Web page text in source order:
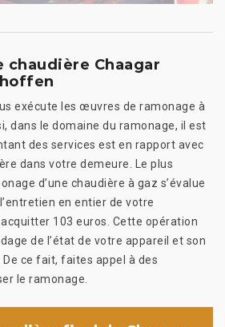
chaudière Chaagar
exécute les œuvres de ramonage à
dans le domaine du ramonage, il est
des services est en rapport avec
dans votre demeure. Le plus
d’une chaudière à gaz s’évalue
en entier de votre
103 euros. Cette opération
de l’état de votre appareil et son
ce fait, faites appel à des
le ramonage.